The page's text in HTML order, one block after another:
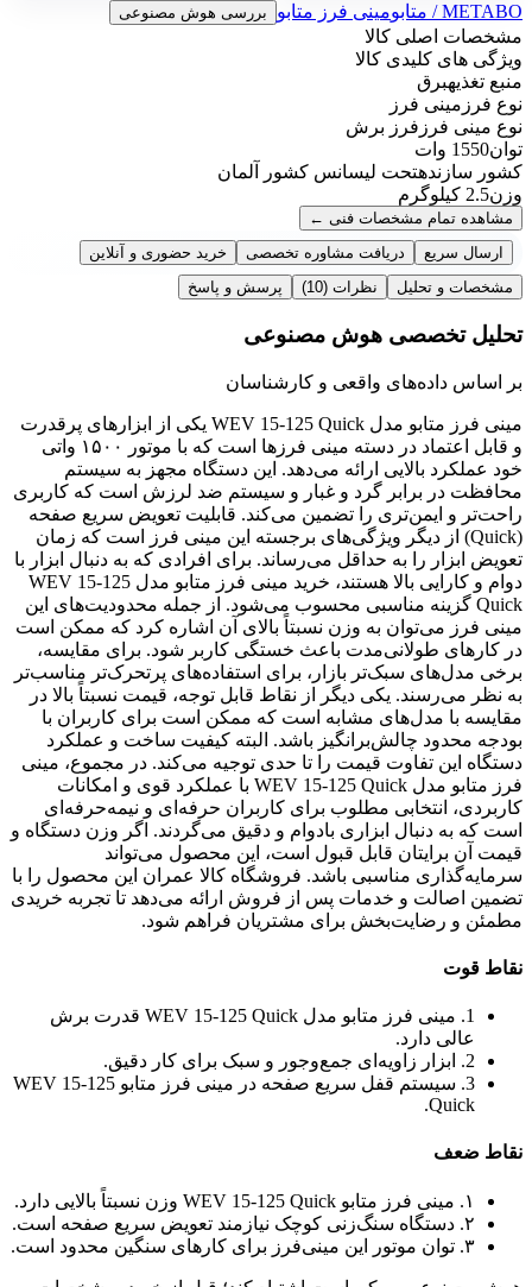
METABO / متابو مینی فرز متابو بررسی هوش مصنوعی
مشخصات اصلی کالا
ویژگی های کلیدی کالا
منبع تغذیهبرق
نوع فرز مینی فرز
نوع مینی فرز فرز برش
توان1550 وات
کشور سازندهتحت لیسانس کشور آلمان
وزن2.5 کیلوگرم
مشاهده تمام مشخصات فنی ←
ارسال سریع
دریافت مشاوره تخصصی
خرید حضوری و آنلاین
مشخصات و تحلیل
نظرات (10) پرسش و پاسخ
تحلیل تخصصی هوش مصنوعی
بر اساس داده‌های واقعی و کارشناسان
مینی فرز متابو مدل WEV 15-125 Quick یکی از ابزارهای پرقدرت
و قابل اعتماد در دسته مینی فرزها است که با موتور ۱۵۰۰ واتی
خود عملکرد بالایی ارائه می‌دهد. این دستگاه مجهز به سیستم
محافظت در برابر گرد و غبار و سیستم ضد لرزش است که کاربری
راحت‌تر و ایمن‌تری را تضمین می‌کند. قابلیت تعویض سریع صفحه
(Quick) از دیگر ویژگی‌های برجسته این مینی فرز است که زمان
تعویض ابزار را به حداقل می‌رساند. برای افرادی که به دنبال ابزار با
دوام و کارایی بالا هستند، خرید مینی فرز متابو مدل WEV 15-125
Quick گزینه مناسبی محسوب می‌شود. از جمله محدودیت‌های این
مینی فرز می‌توان به وزن نسبتاً بالای آن اشاره کرد که ممکن است
در کارهای طولانی‌مدت باعث خستگی کاربر شود. برای مقایسه،
برخی مدل‌های سبک‌تر بازار، برای استفاده‌های پرتحرک‌تر مناسب‌تر
به نظر می‌رسند. یکی دیگر از نقاط قابل توجه، قیمت نسبتاً بالا در
مقایسه با مدل‌های مشابه است که ممکن است برای کاربران با
بودجه محدود چالش‌برانگیز باشد. البته کیفیت ساخت و عملکرد
دستگاه این تفاوت قیمت را تا حدی توجیه می‌کند. در مجموع، مینی
فرز متابو مدل WEV 15-125 Quick با عملکرد قوی و امکانات
کاربردی، انتخابی مطلوب برای کاربران حرفه‌ای و نیمه‌حرفه‌ای
است که به دنبال ابزاری بادوام و دقیق می‌گردند. اگر وزن دستگاه و
قیمت آن برایتان قابل قبول است، این محصول می‌تواند
سرمایه‌گذاری مناسبی باشد. فروشگاه کالا عمران این محصول را با
تضمین اصالت و خدمات پس از فروش ارائه می‌دهد تا تجربه خریدی
مطمئن و رضایت‌بخش برای مشتریان فراهم شود.
نقاط قوت
1. مینی فرز متابو مدل WEV 15-125 Quick قدرت برش
عالی دارد.
2. ابزار زاویه‌ای جمع‌وجور و سبک برای کار دقیق.
3. سیستم قفل سریع صفحه در مینی فرز متابو WEV 15-125
Quick.
نقاط ضعف
۱. مینی فرز متابو WEV 15-125 Quick وزن نسبتاً بالایی دارد.
۲. دستگاه سنگ‌زنی کوچک نیازمند تعویض سریع صفحه است.
۳. توان موتور این مینی‌فرز برای کارهای سنگین محدود است.